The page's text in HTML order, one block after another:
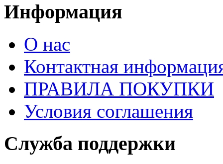
Информация
О нас
Контактная
ПРАВИЛА ПОКУПКИ
Условия соглашения
Служба поддержки